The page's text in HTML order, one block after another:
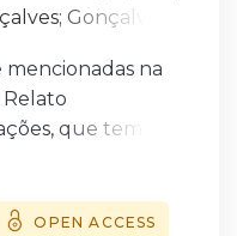
; Gonçalves,
na
que tem por
Standard
dual que gerou
OPEN ACCESS